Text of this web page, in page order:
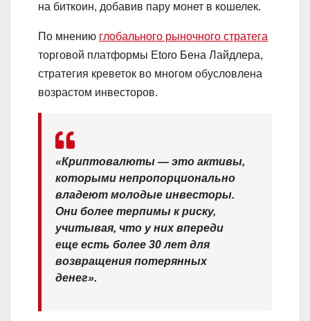
на биткоин, добавив пару монет в кошелек.
По мнению глобального рыночного стратега
торговой платформы Etoro Бена Лайдлера,
стратегия креветок во многом обусловлена
возрастом инвесторов.
«Криптовалюты — это активы,
которыми непропорционально
владеют молодые инвесторы.
Они более терпимы к риску,
учитывая, что у них впереди
еще есть более 30 лет для
возвращения потерянных
денег».